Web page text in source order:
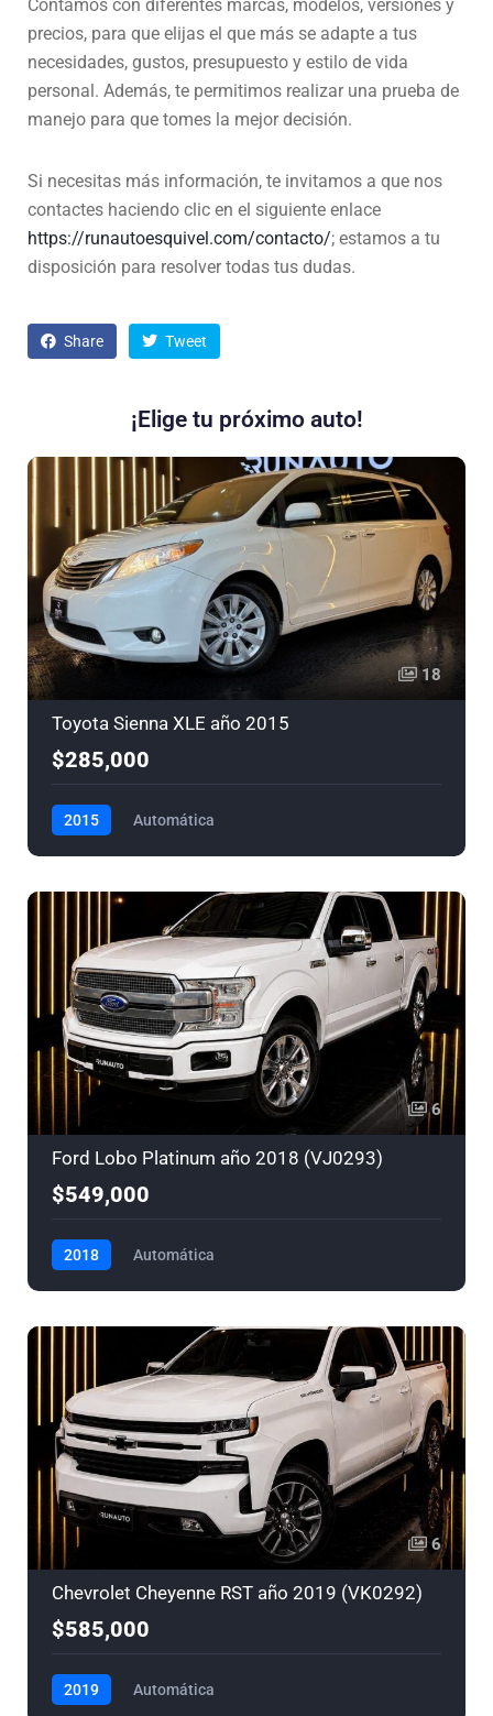
Contamos con diferentes marcas, modelos, versiones y
precios, para que elijas el que más se adapte a tus
necesidades, gustos, presupuesto y estilo de vida
personal. Además, te permitimos realizar una prueba de
manejo para que tomes la mejor decisión.
Si necesitas más información, te invitamos a que nos
contactes haciendo clic en el siguiente enlace
https://runautoesquivel.com/contacto/; estamos a tu
disposición para resolver todas tus dudas.
Share Tweet
¡Elige tu próximo auto!
18
Toyota Sienna XLE año 2015
$285,000
2015 Automática
6
Ford Lobo Platinum año 2018 (VJ0293)
$549,000
2018 Automática
6
Chevrolet Cheyenne RST año 2019 (VK0292)
$585,000
2019 Automática